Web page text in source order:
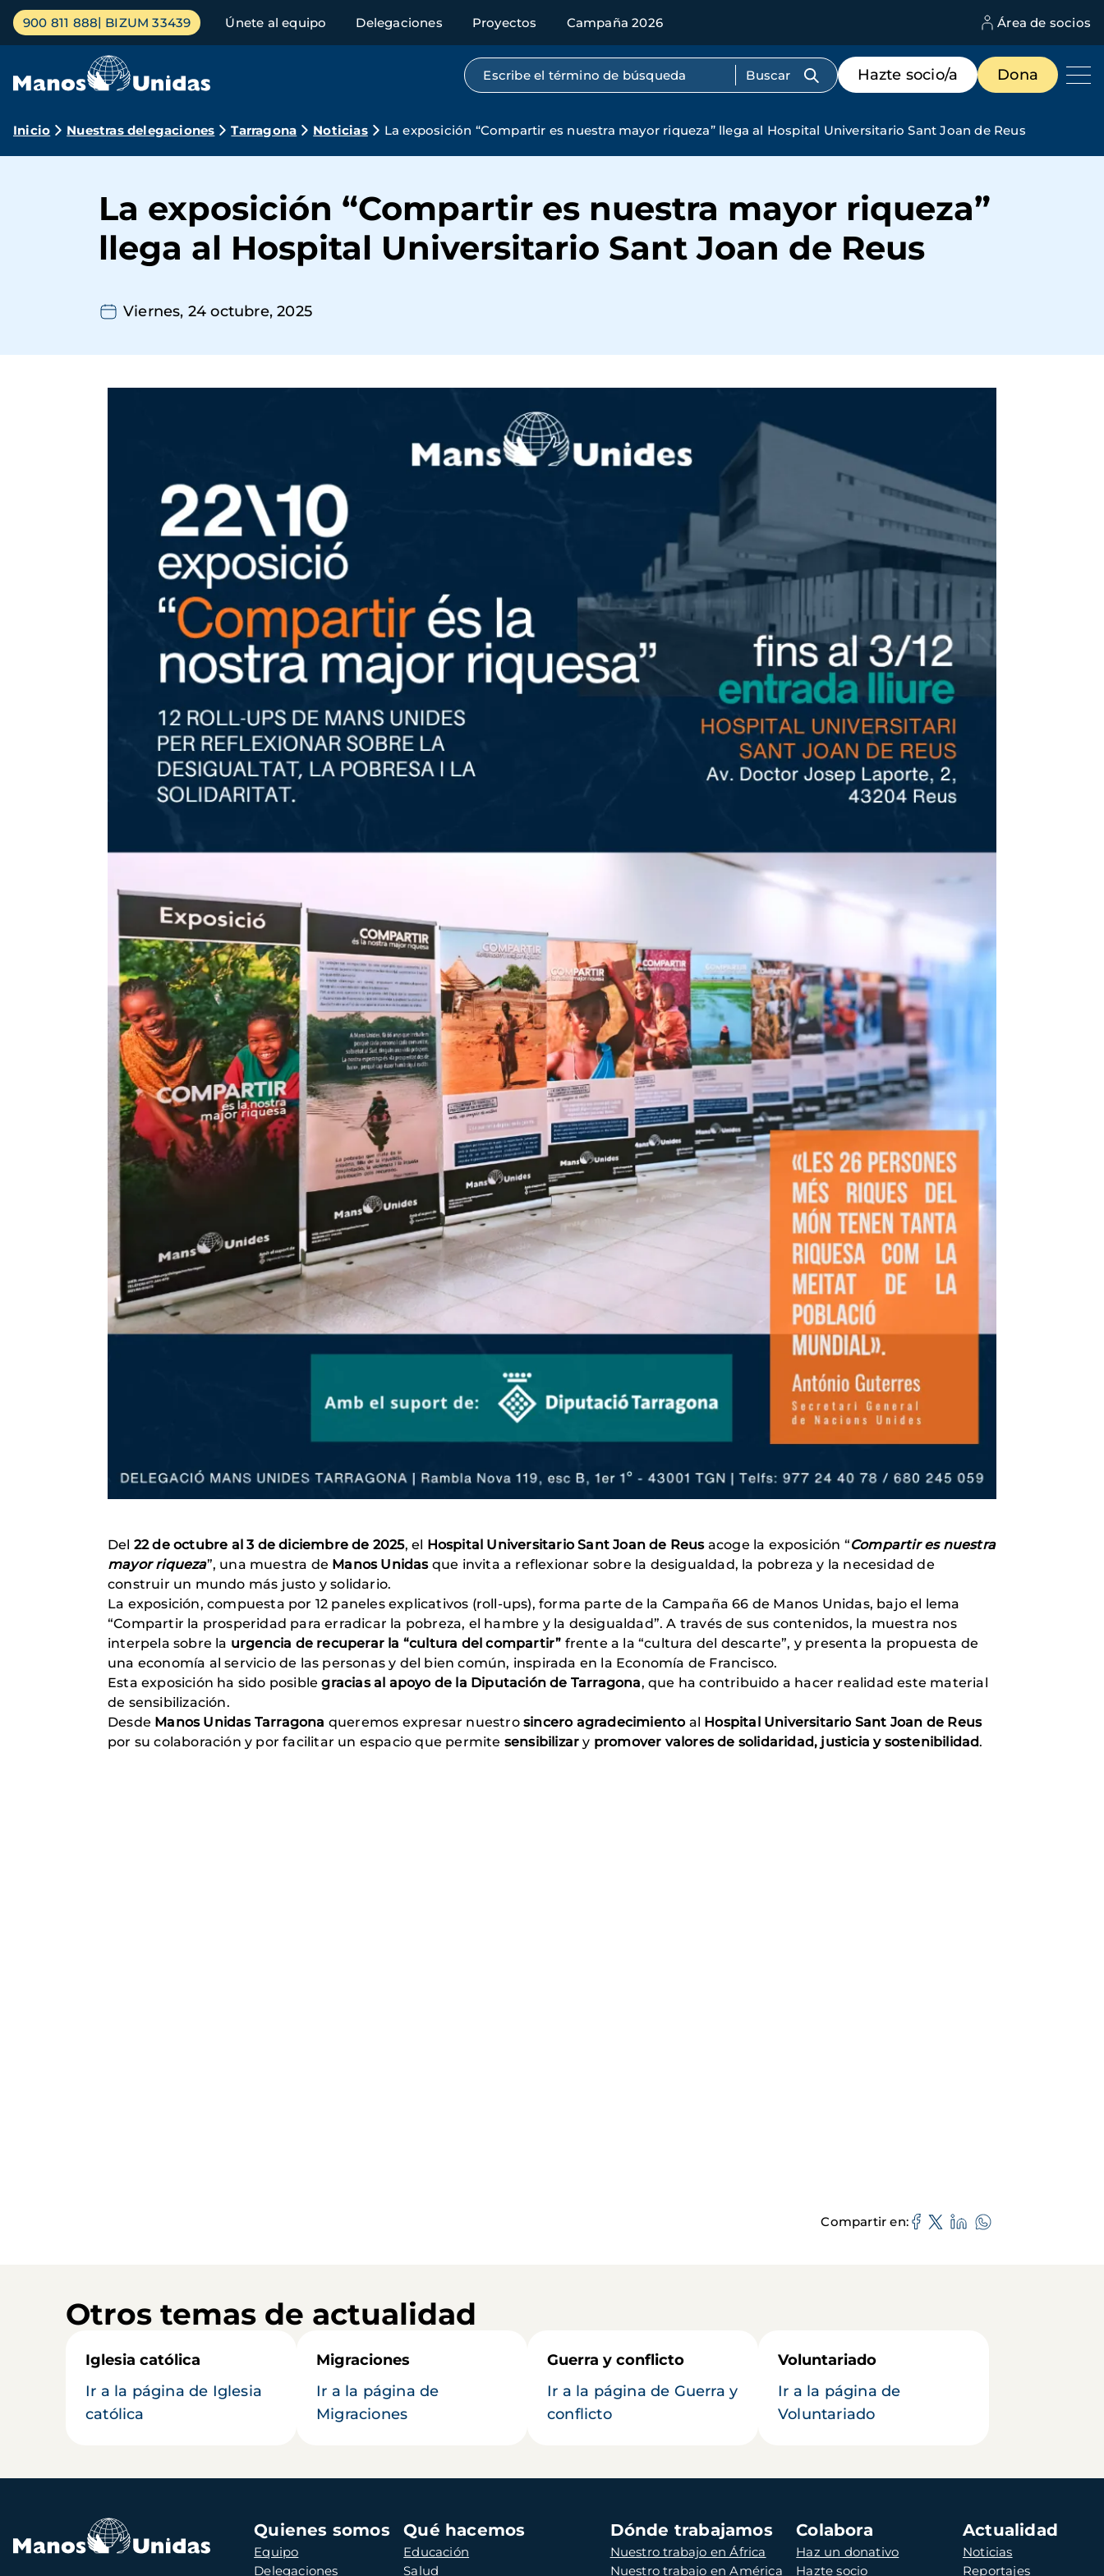
Pasar
contenido
Menú
principal
900 811 888 BIZUM 33439 Únete al equipo Delegaciones Proyectos Campaña 2026 Área de socios
Búsqueda por texto completo
Menú
de
destacados
Hazte socio/a Dona
Ruta
navegación
Inicio Nuestras delegaciones Tarragona Noticias La exposición “Compartir es nuestra mayor riqueza” llega al Hospital Universitario Sant Joan de Reus
La exposición “Compartir es nuestra mayor riqueza”
llega al Hospital Universitario Sant Joan de Reus
Viernes, 24 octubre, 2025
Del 22 de octubre al 3 de diciembre de 2025, el Hospital Universitario Sant Joan de Reusacoge la exposición “Compartir es nuestra
mayor riqueza”, una muestra de Manos Unidasque invita a reflexionar sobre la desigualdad, la pobreza y la necesidad de
construir un mundo más justo y solidario.
La exposición, compuesta por 12 paneles explicativos (roll-ups), forma parte de la Campaña 66 de Manos Unidas, bajo el lema
“Compartir la prosperidad para erradicar la pobreza, el hambre y la desigualdad”. A través de sus contenidos, la muestra nos
interpela sobre la urgencia de recuperar la “cultura del compartir” frente a la “cultura del descarte”, y presenta la propuesta de
una economía al servicio de las personas y del bien común, inspirada en la Economía de Francisco.
Esta exposición ha sido posiblegracias al apoyo de la Diputación de Tarragona, que ha contribuido a hacer realidad este material
de sensibilización.
Desde Manos Unidas Tarragona queremos expresar nuestrosincero agradecimientoal Hospital Universitario Sant Joan de Reus
por su colaboración y por facilitar un espacio que permite sensibilizar y promover valores de solidaridad, justicia y sostenibilidad.
Compartir en
Otros temas de actualidad
Iglesia católica
Ir a la página de Iglesia
católica
Migraciones
Ir a la página de
Migraciones
Guerra y conflicto
Ir a la página de Guerra y
conflicto
Voluntariado
Ir a la página de
Voluntariado
Navegación
principal
Quienes somos
Equipo
Delegaciones
Qué hacemos
Educación
Salud
Dónde trabajamos
Nuestro trabajo en África
Nuestro trabajo en América
Colabora
Haz un donativo
Hazte socio
Actualidad
Noticias
Reportajes